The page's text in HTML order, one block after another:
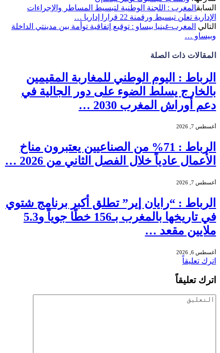
السابقالمغرب : اللجنة الوطنية لتبسيط المساطر والإجراءات
الإدارية تعلن تبسيط ورقمنة 22 قرارا إداريا …
التالي المغرب-غينيا بيساو : توقيع إتفاقية توأمة بين مدينتي الداخلة
وبيساو …
المقالات ذات الصلة
الرباط : اليوم الوطني للمغاربة المقيمين
بالخارج يسلط الضوء على دور الجالية في
دعم أوراش المغرب 2030 …
أغسطس 7, 2026
الرباط : 71% من الصناعيين يعتبرون مناخ
الأعمال عادياً خلال الفصل الثاني من 2026 …
أغسطس 7, 2026
الرباط : “رايان إير” تطلق أكبر برنامج شتوي
في تاريخها بالمغرب بـ156 خطًا جوياً و5.3
ملايين مقعد …
أغسطس 6, 2026
اترك تعليقاً
اترك تعليقاً